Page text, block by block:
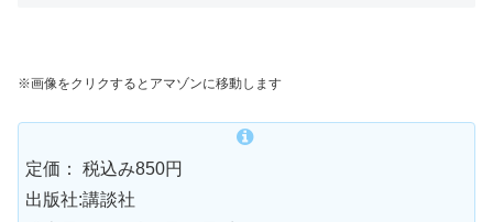
※画像をクリクするとアマゾンに移動します
定価： 税込み850円
出版社:講談社